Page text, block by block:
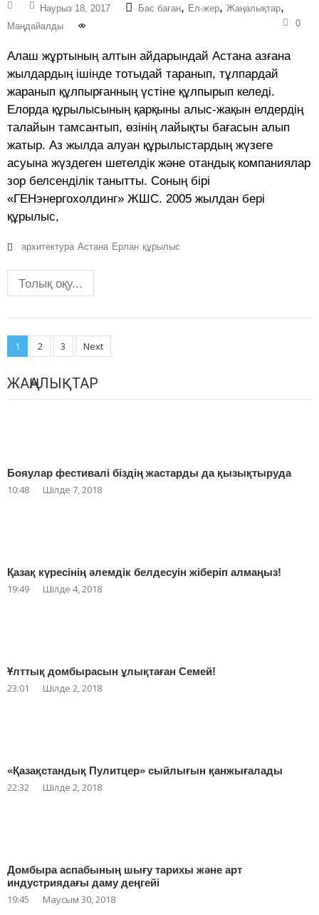
Наурыз 18, 2017 Бас баған, Ел-жер, Жаңалықтар,
Маңдайалды 0
Алаш жұртының алтын айдарындай Астана азғана
жылдардың ішінде тотыдай таранып, тұлпардай
жаранып құлпырғанның үстіне құлпырып келеді.
Елорда құрылысының қарқыны алыс-жақын елдердің
талайын тамсантып, өзінің лайықты бағасын алып
жатыр. Аз жылда алуан құрылыстардың жүзеге
асуына жүздеген шетелдік және отандық компаниялар
зор белсенділік танытты. Соның бірі
«ГЕНэнергохолдинг» ЖШС. 2005 жылдан бері
құрылыс,
архитектура Астана Ерлан құрылыс
Толық оқу...
Posts
1 2 3 Next
ЖАҢАЛЫҚТАР
Бояулар фестивалі біздің жастарды да қызықтыруда
10:48 Шілде 7, 2018
Қазақ күресінің әлемдік белдесуін жіберіп алмаңыз!
19:49 Шілде 4, 2018
Ұлттық домбырасын ұлықтаған Семей!
23:01 Шілде 2, 2018
«Қазақстандық Пулитцер» сыйлығын қанжығалады
22:32 Шілде 2, 2018
Домбыра аспабының шығу тарихы және арт
индустриядағы даму деңгейі
19:45 Маусым 30, 2018